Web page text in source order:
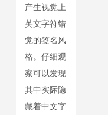
产生视觉上
英文字符错
觉的签名风
格。仔细观
察可以发现
其中实际隐
藏着中文字